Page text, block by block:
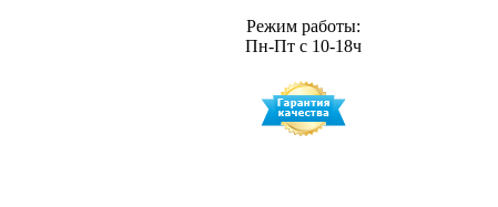
Режим работы:
Пн-Пт с 10-18ч